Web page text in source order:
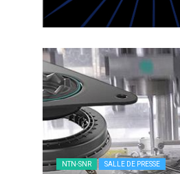
NTN-SNR SALLE DE PRESSE